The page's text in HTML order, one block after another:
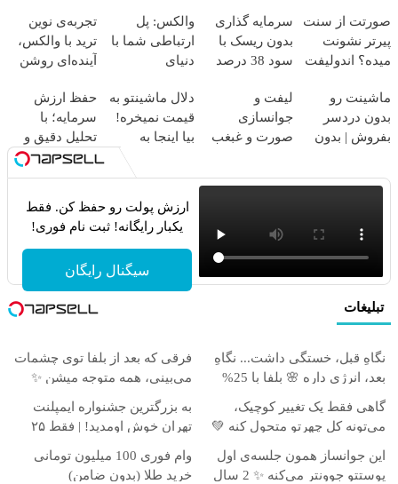
صورتت از سنت
پیرتر نشونت
میده؟ اندولیفت
🔰
سرمایه گذاری
بدون ریسک با
سود 38 درصد
والکس: پل
ارتباطی شما با
دنیای
دیجیتال
تجربه‌ی نوین
ترید با والکس،
آینده‌ای روشن
شماست
ماشینت رو
بدون دردسر
بفروش | بدون
لیفت و
جوانسازی
صورت و غبغب
دوران نقاهت ✨
دلال ماشینتو به
قیمت نمیخره!
بیا اینجا به
بفروش*فقط
حفظ ارزش
سرمایه؛ با
تحلیل دقیق و
سیگنال‌های به
موقع!
ارزش پولت رو حفظ کن. فقط
یکبار رایگانه! ثبت نام فوری!
سیگنال رایگان
تبلیغات
نگاهِ قبل، خستگی داشت... نگاهِ
بعد، انرژی داره 🌸 بلفا با 25%
تخفیف
فرقی که بعد از بلفا توی چشمات
می‌بینی، همه متوجه میشن ✨
گاهی فقط یک تغییر کوچیک،
می‌تونه کل چهرتو متحول کنه 💚
به بزرگترین جشنواره ایمپلنت
تهران خوش اومدید! | فقط ۲۵
این جوانساز همون جلسه‌ی اول
پوستتو جوونتر می‌کنه ✨ 2 سال
وام فوری 100 میلیون تومانی
خرید طلا (بدون ضامن)